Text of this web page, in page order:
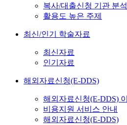
복사/대출신청 기관 분석
활용도 높은 주제
최신/인기 학술자료
최신자료
인기자료
해외자료신청(E-DDS)
해외자료신청(E-DDS)
비용지원 서비스 안내
해외자료신청(E-DDS)